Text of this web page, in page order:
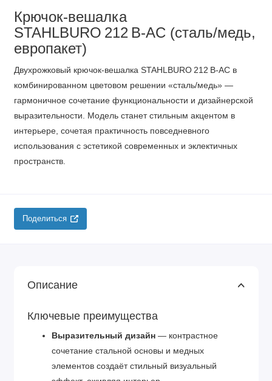
Крючок‑вешалка
STAHLBURO 212 B‑AC (сталь/медь,
европакет)
Двухрожковый крючок‑вешалка STAHLBURO 212 B‑AC в
комбинированном цветовом решении «сталь/медь» —
гармоничное сочетание функциональности и дизайнерской
выразительности. Модель станет стильным акцентом в
интерьере, сочетая практичность повседневного
использования с эстетикой современных и эклектичных
пространств.
Поделиться
Описание
Ключевые преимущества
Выразительный дизайн — контрастное
сочетание стальной основы и медных
элементов создаёт стильный визуальный